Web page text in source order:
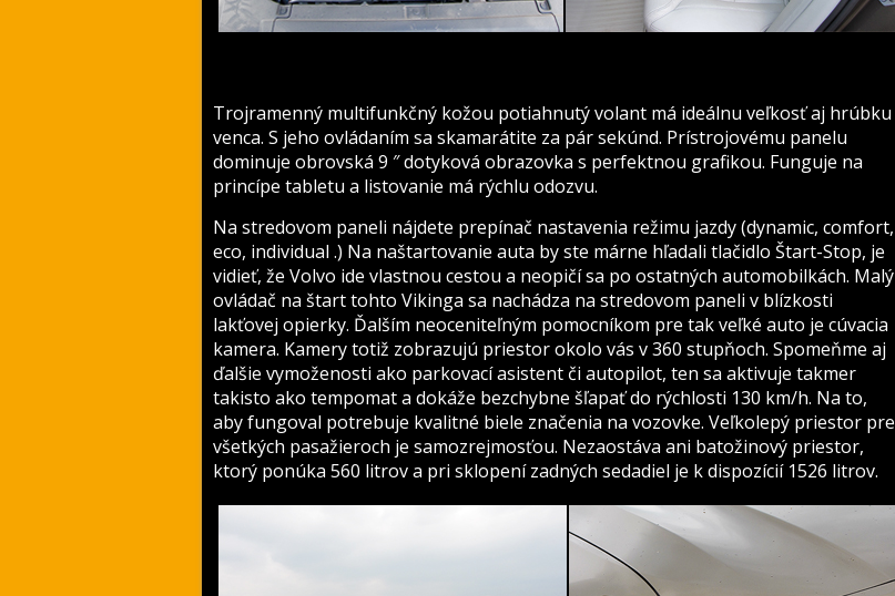
Trojramenný multifunkčný kožou potiahnutý volant má ideálnu veľkosť aj hrúbku
venca. S jeho ovládaním sa skamarátite za pár sekúnd. Prístrojovému panelu
dominuje obrovská 9 ″ dotyková obrazovka s perfektnou grafikou. Funguje na
princípe tabletu a listovanie má rýchlu odozvu.
Na stredovom paneli nájdete prepínač nastavenia režimu jazdy (dynamic, comfort,
eco, individual .) Na naštartovanie auta by ste márne hľadali tlačidlo Štart-Stop, je
vidieť, že Volvo ide vlastnou cestou a neopičí sa po ostatných automobilkách. Malý
ovládač na štart tohto Vikinga sa nachádza na stredovom paneli v blízkosti
lakťovej opierky. Ďalším neoceniteľným pomocníkom pre tak veľké auto je cúvacia
kamera. Kamery totiž zobrazujú priestor okolo vás v 360 stupňoch. Spomeňme aj
ďalšie vymoženosti ako parkovací asistent či autopilot, ten sa aktivuje takmer
takisto ako tempomat a dokáže bezchybne šľapať do rýchlosti 130 km/h. Na to,
aby fungoval potrebuje kvalitné biele značenia na vozovke. Veľkolepý priestor pre
všetkých pasažieroch je samozrejmosťou. Nezaostáva ani batožinový priestor,
ktorý ponúka 560 litrov a pri sklopení zadných sedadiel je k dispozícií 1526 litrov.